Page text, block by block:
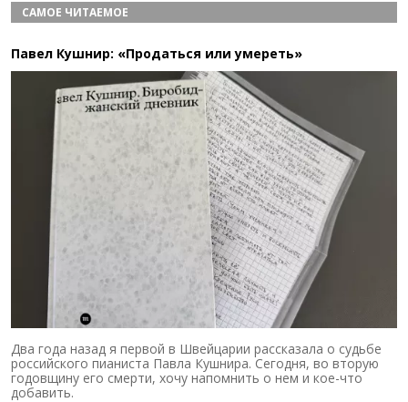
САМОЕ ЧИТАЕМОЕ
Павел Кушнир: «Продаться или умереть»
Два года назад я первой в Швейцарии рассказала о судьбе
российского пианиста Павла Кушнира. Сегодня, во вторую
годовщину его смерти, хочу напомнить о нем и кое-что
добавить.